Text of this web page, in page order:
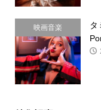
映画音楽
タ